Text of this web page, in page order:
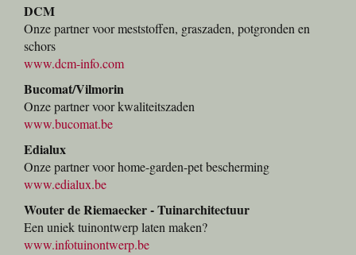
DCM
Onze partner voor meststoffen, graszaden, potgronden en
schors
www.dcm-info.com
Bucomat/Vilmorin
Onze partner voor kwaliteitszaden
www.bucomat.be
Edialux
Onze partner voor home-garden-pet bescherming
www.edialux.be
Wouter de Riemaecker - Tuinarchitectuur
Een uniek tuinontwerp laten maken?
www.infotuinontwerp.be